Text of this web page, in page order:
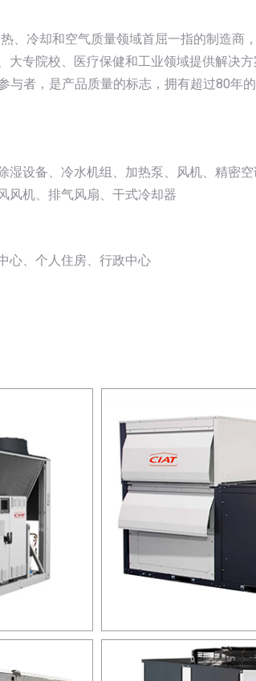
、冷却和空气质量领域首屈一指的制造商
专院校、医疗保健和工业领域提供解决方
与者，是产品质量的标志，拥有超过80年
设备、冷水机组、加热泵、风机、精密空
风机、排气风扇、干式冷却器
心、个人住房、行政中心